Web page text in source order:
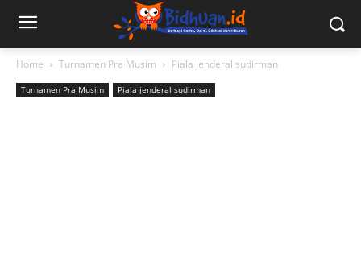
Home Turnamen Pra Musim Piala jenderal sudirman
Turnamen Pra Musim Piala jenderal sudirman